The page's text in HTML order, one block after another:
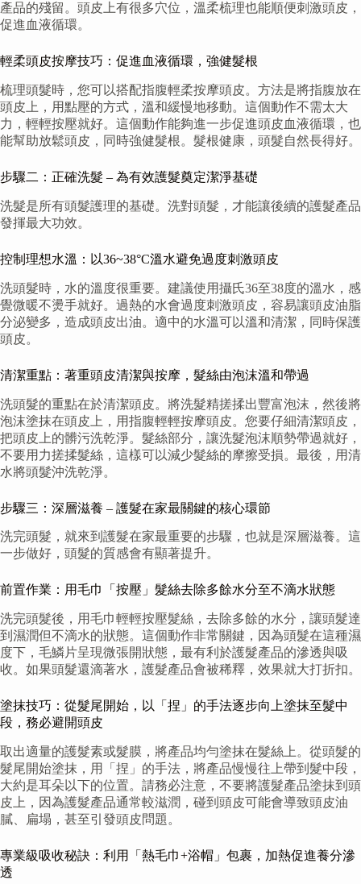
產品的殘留。頭皮上有很多穴位，溫柔梳理也能順便刺激頭皮，
促進血液循環。
輕柔頭皮按摩技巧：促進血液循環，強健髮根
梳理頭髮時，您可以搭配指腹輕柔按摩頭皮。方法是將指腹放在
頭皮上，用點壓的方式，溫和緩慢地移動。這個動作不需太大
力，輕輕按壓就好。這個動作能夠進一步促進頭皮血液循環，也
能幫助放鬆頭皮，同時強健髮根。髮根健康，頭髮自然長得好。
步驟二：正確洗髮 – 為有效護髮奠定潔淨基礎
洗髮是所有頭髮護理的基礎。洗對頭髮，才能讓後續的護髮產品
發揮最大功效。
控制理想水溫：以36~38°C溫水避免過度刺激頭皮
洗頭髮時，水的溫度很重要。建議使用攝氏36至38度的溫水，感
覺微暖不燙手就好。過熱的水會過度刺激頭皮，容易讓頭皮油脂
分泌變多，造成頭皮出油。適中的水溫可以溫和清潔，同時保護
頭皮。
清潔重點：著重頭皮清潔與按摩，髮絲由泡沫溫和帶過
洗頭髮的重點在於清潔頭皮。將洗髮精搓揉出豐富泡沫，然後將
泡沫塗抹在頭皮上，用指腹輕輕按摩頭皮。您要仔細清潔頭皮，
把頭皮上的髒污洗乾淨。髮絲部分，讓洗髮泡沫順勢帶過就好，
不要用力搓揉髮絲，這樣可以減少髮絲的摩擦受損。最後，用清
水將頭髮沖洗乾淨。
步驟三：深層滋養 – 護髮在家最關鍵的核心環節
洗完頭髮，就來到護髮在家最重要的步驟，也就是深層滋養。這
一步做好，頭髮的質感會有顯著提升。
前置作業：用毛巾「按壓」髮絲去除多餘水分至不滴水狀態
洗完頭髮後，用毛巾輕輕按壓髮絲，去除多餘的水分，讓頭髮達
到濕潤但不滴水的狀態。這個動作非常關鍵，因為頭髮在這種濕
度下，毛鱗片呈現微張開狀態，最有利於護髮產品的滲透與吸
收。如果頭髮還滴著水，護髮產品會被稀釋，效果就大打折扣。
塗抹技巧：從髮尾開始，以「捏」的手法逐步向上塗抹至髮中
段，務必避開頭皮
取出適量的護髮素或髮膜，將產品均勻塗抹在髮絲上。從頭髮的
髮尾開始塗抹，用「捏」的手法，將產品慢慢往上帶到髮中段，
大約是耳朵以下的位置。請務必注意，不要將護髮產品塗抹到頭
皮上，因為護髮產品通常較滋潤，碰到頭皮可能會導致頭皮油
膩、扁塌，甚至引發頭皮問題。
專業級吸收秘訣：利用「熱毛巾+浴帽」包裹，加熱促進養分滲
透